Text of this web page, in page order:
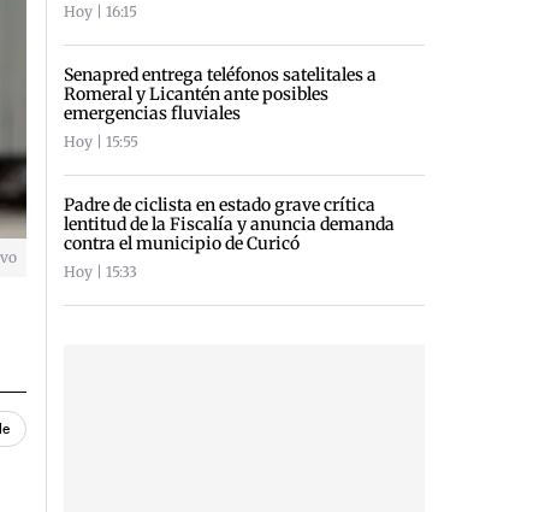
Hoy | 16:15
Senapred entrega teléfonos satelitales a
Romeral y Licantén ante posibles
emergencias fluviales
Hoy | 15:55
Padre de ciclista en estado grave crítica
lentitud de la Fiscalía y anuncia demanda
contra el municipio de Curicó
Hoy | 15:33